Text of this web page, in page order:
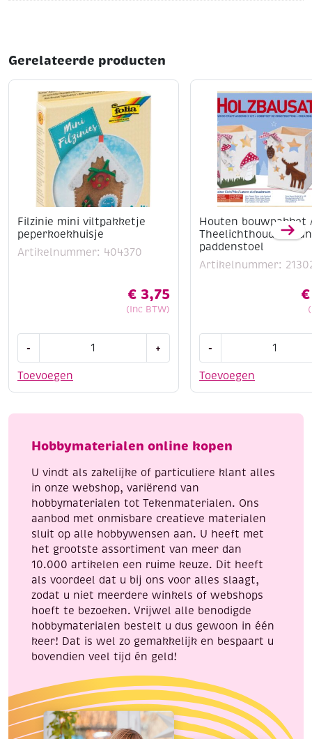
Gerelateerde producten
Filzinie mini viltpakketje
peperkoekhuisje
Artikelnummer: 404370
€ 3,75
(Inc BTW)
Toevoegen
-
viltpakketje
+
Houten bouwpakket
Theelichthouder
paddenstoel
Artikelnummer:
€
Toevoegen
-
/
en
aantal
Hobbymaterialen online kopen
U vindt als zakelijke of particuliere klant alles
in onze webshop, variërend van
hobbymaterialen tot Tekenmaterialen. Ons
aanbod met onmisbare creatieve materialen
sluit op alle hobbywensen aan. U heeft met
het grootste assortiment van meer dan
10.000 artikelen een ruime keuze. Dit heeft
als voordeel dat u bij ons voor alles slaagt,
zodat u niet meerdere winkels of webshops
hoeft te bezoeken. Vrijwel alle benodigde
hobbymaterialen bestelt u dus gewoon in één
keer! Dat is wel zo gemakkelijk en bespaart u
bovendien veel tijd én geld!